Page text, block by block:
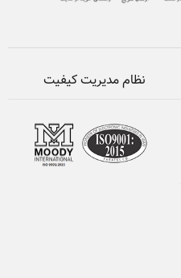
نظام مدیریت کیفیت